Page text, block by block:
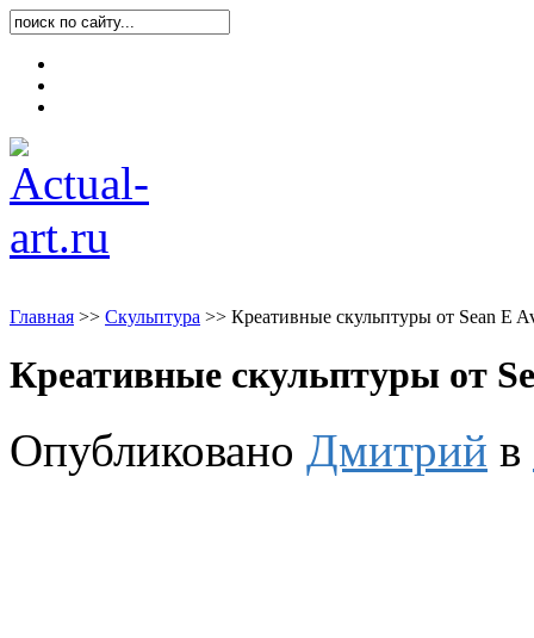
Главная >> Скульптура >> Креативные скульптуры от Sean E
Креативные скульптуры от
Опубликовано Дмитрий в